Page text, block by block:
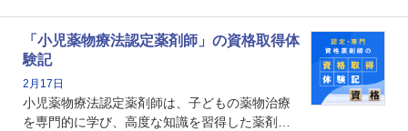
となります。取得要件は多岐に渡り、審査も複
数回ありますが、患者さんに対して一定の能力
の証明になる資格と言えます。
「小児薬物療法認定薬剤師」の資格取得体
験記
2月17日
小児薬物療法認定薬剤師は、子どもの薬物治療
を専門的に学び、高度な知識を習得した薬剤師